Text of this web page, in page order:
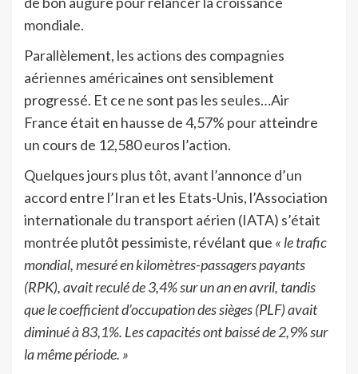
mondiale.
Parallèlement, les actions des compagnies
aériennes américaines ont sensiblement
progressé. Et ce ne sont pas les seules…Air
France était en hausse de 4,57% pour atteindre
un cours de 12,580 euros l’action.
Quelques jours plus tôt, avant l’annonce d’un
accord entre l’Iran et les Etats-Unis, l’Association
internationale du transport aérien (IATA) s’était
montrée plutôt pessimiste, révélant que « le trafic
mondial, mesuré en kilomètres-passagers payants
(RPK), avait reculé de 3,4% sur un an en avril, tandis
que le coefficient d’occupation des sièges (PLF) avait
diminué à 83,1%. Les capacités ont baissé de 2,9% sur
la même période. »